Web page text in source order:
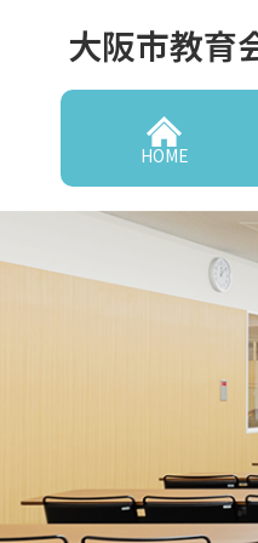
大阪市教育
HOME